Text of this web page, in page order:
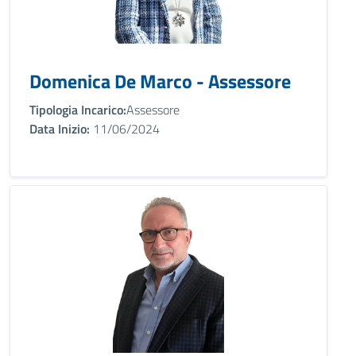
Domenica De Marco - Assessore
Tipologia Incarico:Assessore
Data Inizio: 11/06/2024